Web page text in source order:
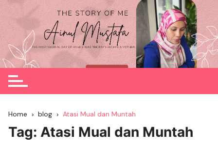
Skip
to
content
Home blog Atasi Mual dan Muntah
Tag:Atasi Mual dan Muntah